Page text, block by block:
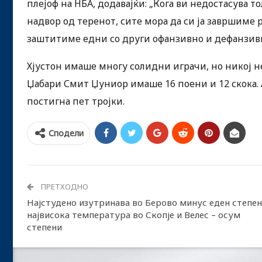
плејоф на НБА, додавајќи: „Кога ви недостасува
надвор од теренот, сите мора да си ја
заштитиме едни со други офанзивно и
Хјустон имаше многу солидни играчи, но никој
Џабари Смит Џуниор имаше 16 поени и 12
постигна пет тројки.
Сподели
ПРЕТХОДНО
Најстудено изутринава во Берово минус еден
највисока температура во Скопје и Велес – осум
степени